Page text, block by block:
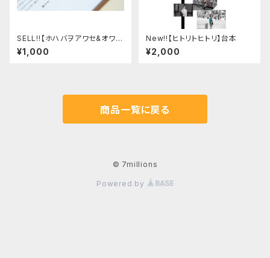
SELL!!【ホハバヲアワセ&オワリ
ノノート】上演台本
¥1,000
New!!【ヒトリトヒトリ】台本
¥2,000
商品一覧に戻る
© 7millions
Powered by